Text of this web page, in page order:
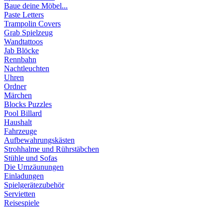
Baue deine Möbel...
Paste Letters
Trampolin Covers
Grab Spielzeug
Wandtattoos
Jab Blöcke
Rennbahn
Nachtleuchten
Uhren
Ordner
Märchen
Blocks Puzzles
Pool Billard
Haushalt
Fahrzeuge
Aufbewahrungskästen
Strohhalme und Rührstäbchen
Stühle und Sofas
Die Umzäunungen
Einladungen
Spielgerätezubehör
Servietten
Reisespiele